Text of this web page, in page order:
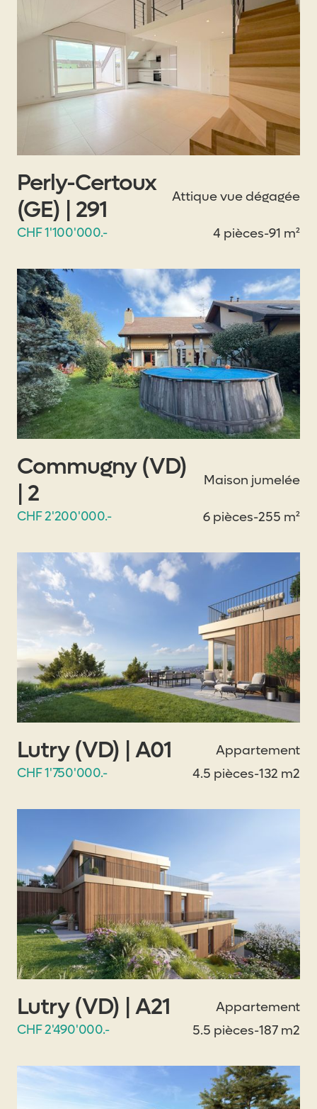
Perly-Certoux
(GE) | 291
Attique vue dégagée
CHF 1'100'000.- 4 pièces-91 m²
Commugny (VD)
| 2
Maison jumelée
CHF 2'200'000.- 6 pièces-255 m²
Lutry (VD) | A01
Appartement
CHF 1'750'000.-
4.5 pièces-132 m2
Lutry (VD) | A21
Appartement
CHF 2'490'000.-
5.5 pièces-187 m2